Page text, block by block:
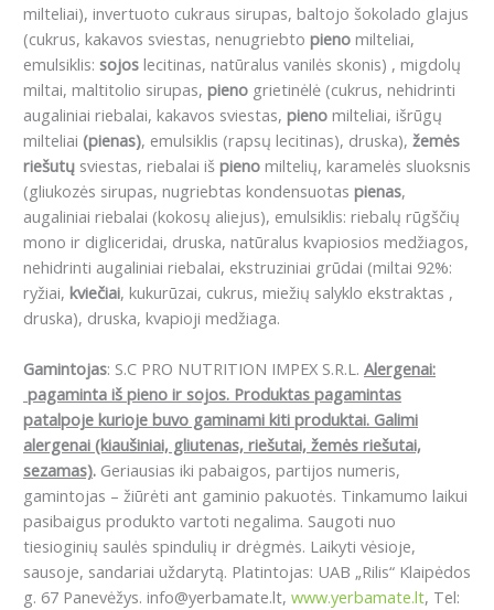
milteliai), invertuoto cukraus sirupas, baltojo šokolado glajus
(cukrus, kakavos sviestas, nenugriebto pieno milteliai,
emulsiklis: sojos lecitinas, natūralus vanilės skonis) , migdolų
miltai, maltitolio sirupas, pieno grietinėlė (cukrus, nehidrinti
augaliniai riebalai, kakavos sviestas, pieno milteliai, išrūgų
milteliai (pienas), emulsiklis (rapsų lecitinas), druska), žemės
riešutų sviestas, riebalai iš pieno miltelių, karamelės sluoksnis
(gliukozės sirupas, nugriebtas kondensuotas pienas,
augaliniai riebalai (kokosų aliejus), emulsiklis: riebalų rūgščių
mono ir digliceridai, druska, natūralus kvapiosios medžiagos,
nehidrinti augaliniai riebalai, ekstruziniai grūdai (miltai 92%:
ryžiai, kviečiai, kukurūzai, cukrus, miežių salyklo ekstraktas ,
druska), druska, kvapioji medžiaga.
Gamintojas: S.C PRO NUTRITION IMPEX S.R.L. Alergenai:
pagaminta iš pieno ir sojos. Produktas pagamintas
patalpoje kurioje buvo gaminami kiti produktai. Galimi
alergenai (kiaušiniai, gliutenas, riešutai, žemės riešutai,
sezamas). Geriausias iki pabaigos, partijos numeris,
gamintojas – žiūrėti ant gaminio pakuotės. Tinkamumo laikui
pasibaigus produkto vartoti negalima. Saugoti nuo
tiesioginių saulės spindulių ir drėgmės. Laikyti vėsioje,
sausoje, sandariai uždarytą. Platintojas: UAB „Rilis“ Klaipėdos
g. 67 Panevėžys. info@yerbamate.lt, www.yerbamate.lt, Tel: